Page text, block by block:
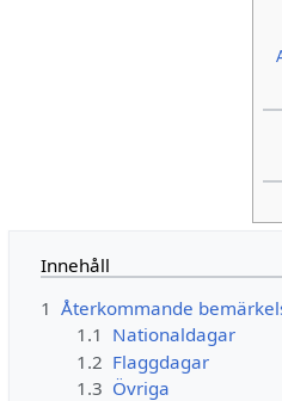
Innehåll
1 Återkommande
1.1 Nationaldagar
1.2 Flaggdagar
1.3 Övriga